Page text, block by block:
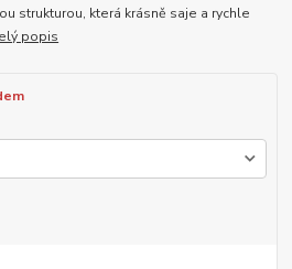
strukturou, která krásně saje a rychle
popis